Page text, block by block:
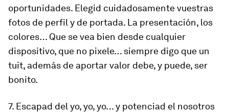
oportunidades. Elegid cuidadosamente vuestras
fotos de perfil y de portada. La presentación, los
colores… Que se vea bien desde cualquier
dispositivo, que no pixele… siempre digo que un
tuit, además de aportar valor debe, y puede, ser
bonito.
7. Escapad del yo, yo, yo… y potenciad el nosotros